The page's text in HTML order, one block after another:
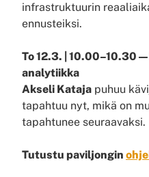
infrastruktuurin
ennusteiksi.
To 12.3. | 10.00–10.30
analytiikka
Akseli Kataja puhuu
tapahtuu nyt, mikä on
tapahtunee seuraavaksi.
Tutustu paviljongin